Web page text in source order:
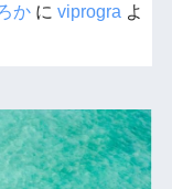
かに viprogra よ